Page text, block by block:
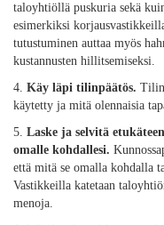
taloyhtiöllä puskuria sekä
esimerkiksi
tutustuminen auttaa myös
kustannusten hillitsemiseksi.
4. Käy läpi tilinpäätös.
käytetty ja mitä olennaisia
5. Laske ja selvitä
omalle kohdallesi.
että mitä se omalla kohdalla
Vastikkeilla katetaan
menoja.